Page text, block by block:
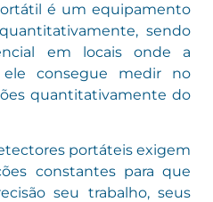
é um equipamento
sendo
em locais onde a
consegue medir no
quantitativamente do
portáteis exigem
constantes para que
seu trabalho, seus